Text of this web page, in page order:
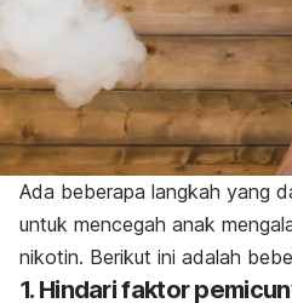
Ada beberapa langkah yang
untuk mencegah anak
nikotin. Berikut ini adalah
1. Hindari faktor